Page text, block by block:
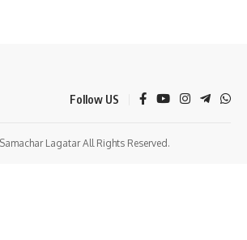
Follow US
Lagatar All Rights Reserved.